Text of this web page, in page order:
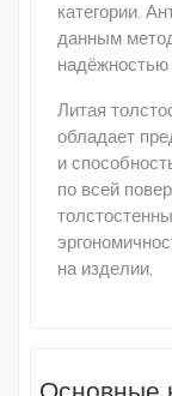
категории.
данным
надёжностью
Литая
обладает
и
по всей
на изделии.
Основные